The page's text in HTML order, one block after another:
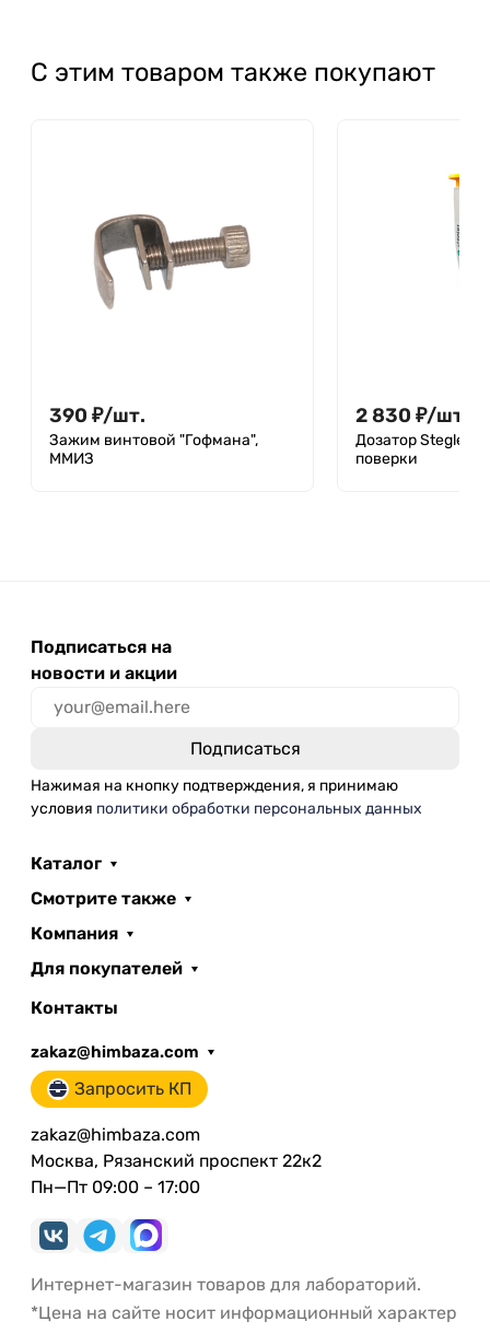
С этим товаром также покупают
390 ₽/шт.
Зажим винтовой "Гофмана",
ММИЗ
2 830 ₽/шт.
Дозатор Stegler
поверки
Подписаться на
новости и акции
Нажимая на кнопку подтверждения, я принимаю
условия политики обработки персональных данных
Каталог
Смотрите также
Компания
Для покупателей
Контакты
zakaz@himbaza.com
Запросить КП
zakaz@himbaza.com
Москва, Рязанский проспект 22к2
Пн—Пт 09:00 – 17:00
Интернет-магазин товаров для лабораторий.
*Цена на сайте носит информационный характер